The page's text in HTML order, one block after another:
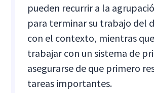
pueden recurrir a la
para terminar su trabajo del
con el contexto, mientras
trabajar con un sistema de
asegurarse de que primero
tareas importantes.